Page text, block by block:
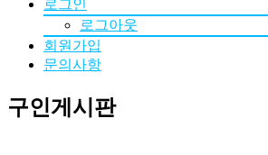
로그인
로그아웃
회원가입
문의사항
구인게시판